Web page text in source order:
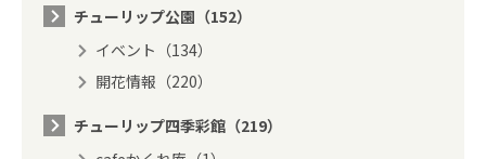
チューリップ公園（152）
イベント（134）
開花情報（220）
チューリップ四季彩館（219）